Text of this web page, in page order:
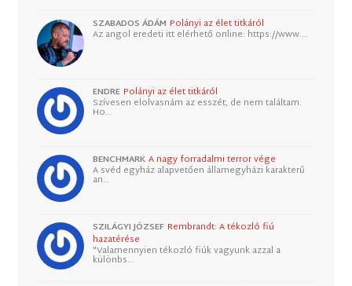
SZABADOS ÁDÁM Polányi az élet titkáról
Az angol eredeti itt elérhető online: https://www.…
ENDRE Polányi az élet titkáról
Szívesen elolvasnám az esszét, de nem találtam.
Ho…
BENCHMARK A nagy forradalmi terror vége
A svéd egyház alapvetően államegyházi karakterű
an…
SZILÁGYI JÓZSEF Rembrandt: A tékozló fiú
hazatérése
"Valamennyien tékozló fiúk vagyunk azzal a
különbs…